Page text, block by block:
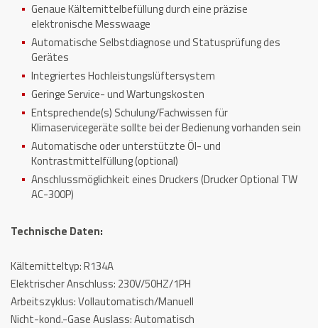
Genaue Kältemittelbefüllung durch eine präzise
elektronische Messwaage
Automatische Selbstdiagnose und Statusprüfung des
Gerätes
Integriertes Hochleistungslüftersystem
Geringe Service- und Wartungskosten
Entsprechende(s) Schulung/Fachwissen für
Klimaservicegeräte sollte bei der Bedienung vorhanden sein
Automatische oder unterstützte Öl- und
Kontrastmittelfüllung (optional)
Anschlussmöglichkeit eines Druckers (Drucker Optional TW
AC-300P)
Technische Daten:
Kältemitteltyp: R134A
Elektrischer Anschluss: 230V/50HZ/1PH
Arbeitszyklus: Vollautomatisch/Manuell
Nicht-kond.-Gase Auslass: Automatisch